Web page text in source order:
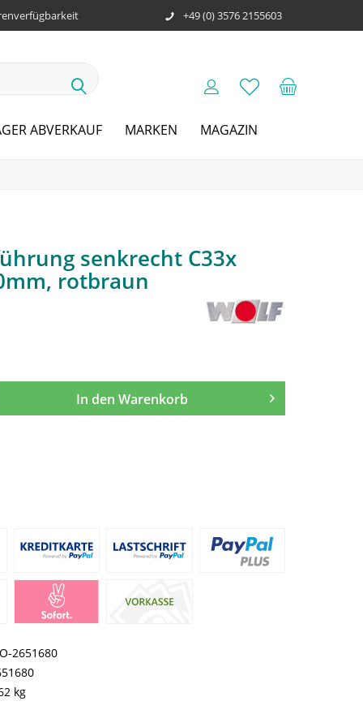
+49 (0) 3576 2155603
ABVERKAUF MARKEN MAGAZIN
senkrecht C33x
rotbraun
In den Warenkorb
2651680
kg